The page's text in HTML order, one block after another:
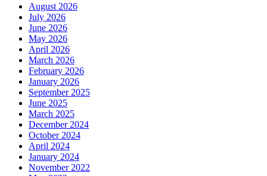
August 2026
July 2026
June 2026
May 2026
April 2026
March 2026
February 2026
January 2026
September 2025
June 2025
March 2025
December 2024
October 2024
April 2024
January 2024
November 2022